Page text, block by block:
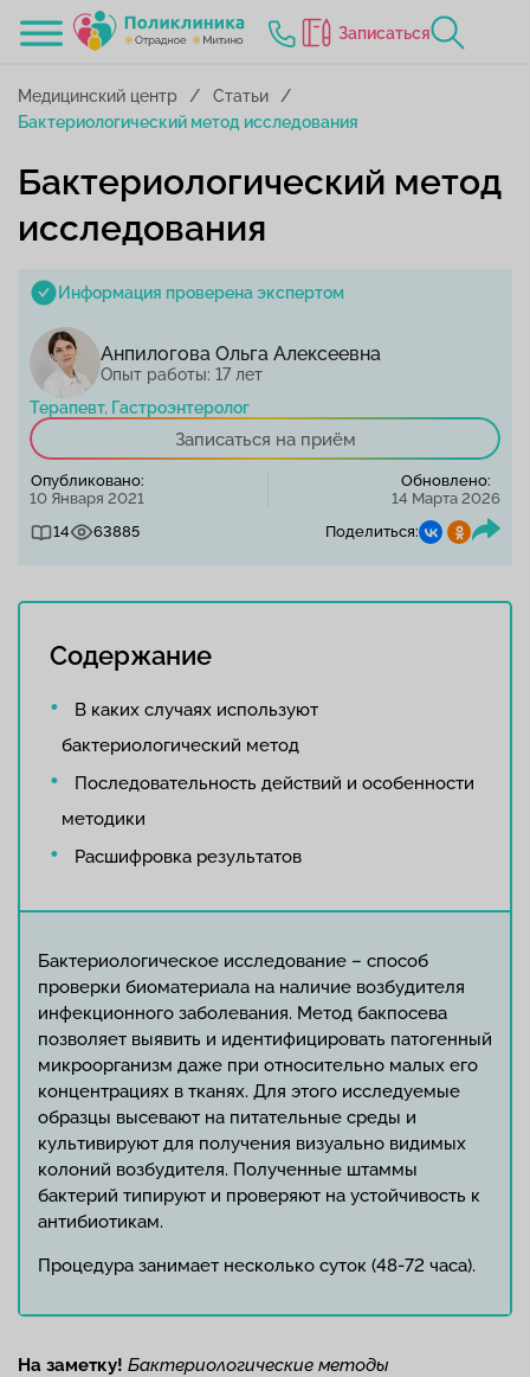
Записаться
Медицинский центр
Статьи
Бактериологический метод исследования
Бактериологический метод
исследования
Информация проверена экспертом
Анпилогова Ольга Алексеевна
Опыт работы: 17 лет
Терапевт, Гастроэнтеролог
Записаться на приём
Опубликовано:
10 Января 2021
Обновлено:
14 Марта 2026
14
63885 Поделиться:
Содержание
В каких случаях используют
бактериологический метод
Последовательность действий и особенности
методики
Расшифровка результатов
Бактериологическое исследование – способ
проверки биоматериала на наличие возбудителя
инфекционного заболевания. Метод бакпосева
позволяет выявить и идентифицировать патогенный
микроорганизм даже при относительно малых его
концентрациях в тканях. Для этого исследуемые
образцы высевают на питательные среды и
культивируют для получения визуально видимых
колоний возбудителя. Полученные штаммы
бактерий типируют и проверяют на устойчивость к
антибиотикам.
Процедура занимает несколько суток (48-72 часа).
На заметку! Бактериологические методы